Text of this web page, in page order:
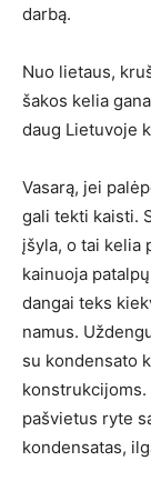
darbą.
Nuo lietaus,
šakos kelia
daug Lietuvoje
Vasarą, jei
gali tekti kaisti.
įšyla, o tai kelia
kainuoja
dangai teks
namus.
su kondensato
pašvietus ryte
kondensatas,